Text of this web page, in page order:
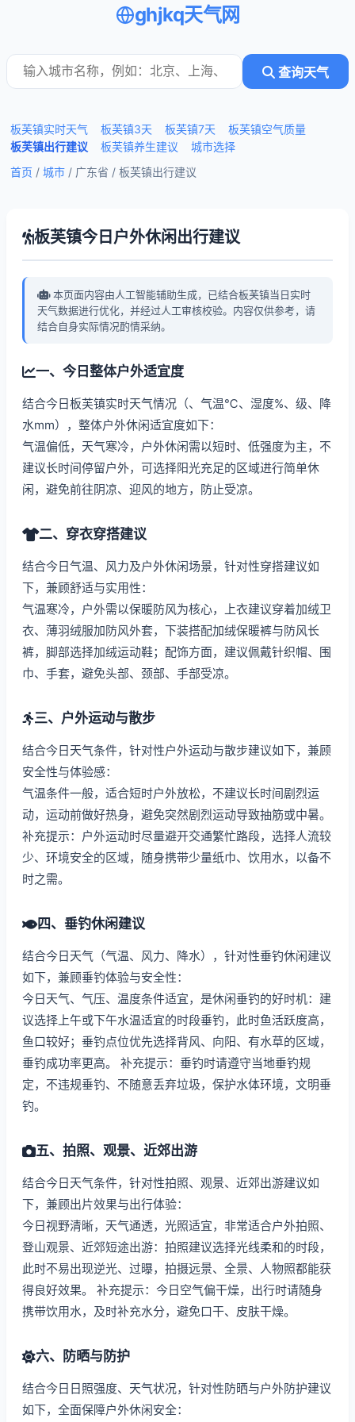
ghjkq天气网
查询天气
板芙镇实时天气 板芙镇3天 板芙镇7天
板芙镇空气质量
板芙镇出行建议
板芙镇养生建议
城市选择
首页 / 城市 / 广东省 / 板芙镇出行建议
板芙镇今日户外休闲出行建议
本页面内容由人工智能辅助生成，已结合板芙镇当日实时
天气数据进行优化，并经过人工审核校验。内容仅供参考，请
结合自身实际情况酌情采纳。
一、今日整体户外适宜度
结合今日板芙镇实时天气情况（、气温℃、湿度%、级、降
水mm），整体户外休闲适宜度如下：
气温偏低，天气寒冷，户外休闲需以短时、低强度为主，不
建议长时间停留户外，可选择阳光充足的区域进行简单休
闲，避免前往阴凉、迎风的地方，防止受凉。
二、穿衣穿搭建议
结合今日气温、风力及户外休闲场景，针对性穿搭建议如
下，兼顾舒适与实用性：
气温寒冷，户外需以保暖防风为核心，上衣建议穿着加绒卫
衣、薄羽绒服加防风外套，下装搭配加绒保暖裤与防风长
裤，脚部选择加绒运动鞋；配饰方面，建议佩戴针织帽、围
巾、手套，避免头部、颈部、手部受凉。
三、户外运动与散步
结合今日天气条件，针对性户外运动与散步建议如下，兼顾
安全性与体验感：
气温条件一般，适合短时户外放松，不建议长时间剧烈运
动，运动前做好热身，避免突然剧烈运动导致抽筋或中暑。
补充提示：户外运动时尽量避开交通繁忙路段，选择人流较
少、环境安全的区域，随身携带少量纸巾、饮用水，以备不
时之需。
四、垂钓休闲建议
结合今日天气（气温、风力、降水），针对性垂钓休闲建议
如下，兼顾垂钓体验与安全性：
今日天气、气压、温度条件适宜，是休闲垂钓的好时机：建
议选择上午或下午水温适宜的时段垂钓，此时鱼活跃度高，
鱼口较好；垂钓点位优先选择背风、向阳、有水草的区域，
垂钓成功率更高。 补充提示：垂钓时请遵守当地垂钓规
定，不违规垂钓、不随意丢弃垃圾，保护水体环境，文明垂
钓。
五、拍照、观景、近郊出游
结合今日天气条件，针对性拍照、观景、近郊出游建议如
下，兼顾出片效果与出行体验：
今日视野清晰，天气通透，光照适宜，非常适合户外拍照、
登山观景、近郊短途出游：拍照建议选择光线柔和的时段，
此时不易出现逆光、过曝，拍摄远景、全景、人物照都能获
得良好效果。 补充提示：今日空气偏干燥，出行时请随身
携带饮用水，及时补充水分，避免口干、皮肤干燥。
六、防晒与防护
结合今日日照强度、天气状况，针对性防晒与户外防护建议
如下，全面保障户外休闲安全：